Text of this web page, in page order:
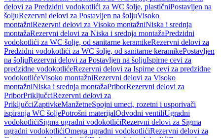
delovi za Predzidni vodokotlići za WC šolje, plastičniPostavljen na
šoljuRezervni delovi za Postavljen na šoljuVisoko
montažniRezervni delovi za Visoko montažniNiska i srednja
montažaRezervni delovi za Niska i srednja montažaPredzidni
vodokotlići za WC šolje, od sanitarne keramikeRezervni delovi za
Predzidni vodokotlići za WC šolje, od sanitarne keramikePostavljen
na šoljuRezervni delovi za Postavljen na šoljuIspirne cevi za
predzidne vodokotlićeRezervni delovi za Ispirne cevi za predzidne
vodokotlićeVisoko montažniRezervni delovi za Visoko
montažniNiska i srednja montažaPriborRezervni delovi za
PriborPriključciRezervni delovi za
PriključciZaptivkeManžetneSpojni umeci, rozetni i usporivači
ispiranja WC šoljePotrošni materijalOdvodni ventiliUgradni
vodokotlićiSigma ugradni vodokotlićiRezervni delovi za Sigma
ugradni vodokotlićiOmega ugradni vodokotlićiRezervni delovi za